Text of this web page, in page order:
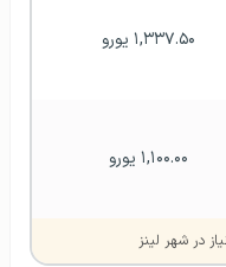
۱,۳۳۷.۵۰ یورو
۱,۱۰۰.۰۰ یورو
در شهر لینز